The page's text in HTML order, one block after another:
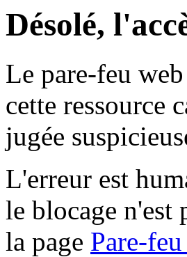
Désolé,
Le pare-feu
cette ressource
jugée
L'erreur est
le blocage n'est
la page Pare-